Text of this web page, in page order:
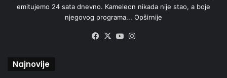
emitujemo 24 sata dnevno. Kameleon nikada nije stao, a boje
njegovog programa... Opširnije
Facebook
X YouTube
Najnovije